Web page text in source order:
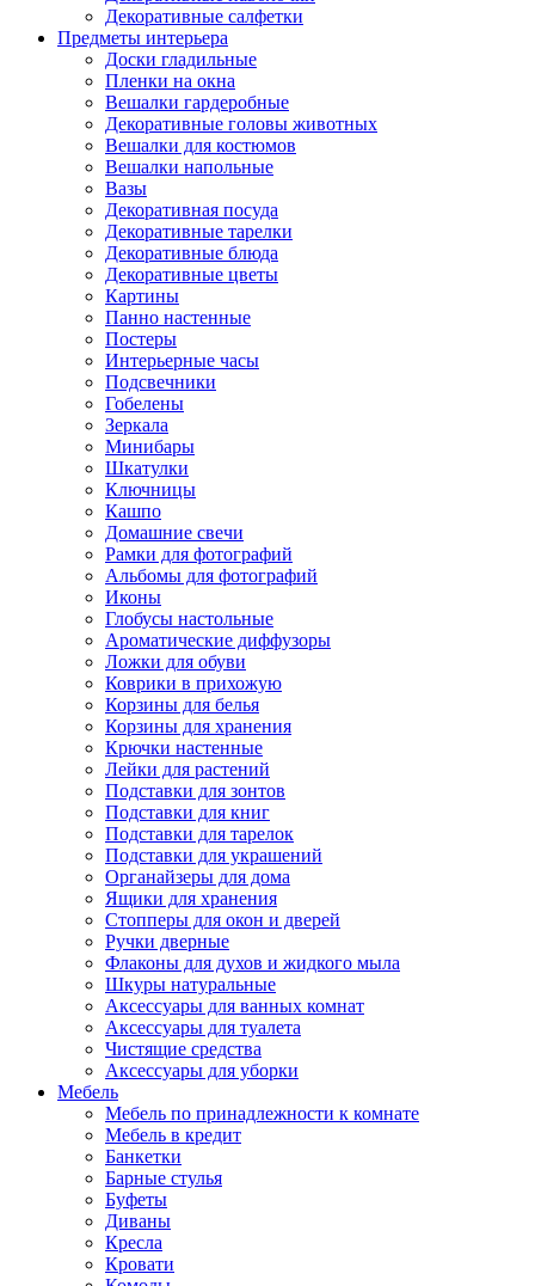
Декоративные салфетки
Предметы интерьера
Доски гладильные
Пленки на окна
Вешалки гардеробные
Декоративные головы животных
Вешалки для костюмов
Вешалки напольные
Вазы
Декоративная посуда
Декоративные тарелки
Декоративные блюда
Декоративные цветы
Картины
Панно настенные
Постеры
Интерьерные часы
Подсвечники
Гобелены
Зеркала
Минибары
Шкатулки
Ключницы
Кашпо
Домашние свечи
Рамки для фотографий
Альбомы для фотографий
Иконы
Глобусы настольные
Ароматические диффузоры
Ложки для обуви
Коврики в прихожую
Корзины для белья
Корзины для хранения
Крючки настенные
Лейки для растений
Подставки для зонтов
Подставки для книг
Подставки для тарелок
Подставки для украшений
Органайзеры для дома
Ящики для хранения
Стопперы для окон и дверей
Ручки дверные
Флаконы для духов и жидкого мыла
Шкуры натуральные
Аксессуары для ванных комнат
Аксессуары для туалета
Чистящие средства
Аксессуары для уборки
Мебель
Мебель по принадлежности к комнате
Мебель в кредит
Банкетки
Барные стулья
Буфеты
Диваны
Кресла
Кровати